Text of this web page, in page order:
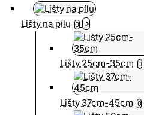
Lišty na pílu 0
Lišty 25cm-35cm 0
Lišty 37cm-45cm 0